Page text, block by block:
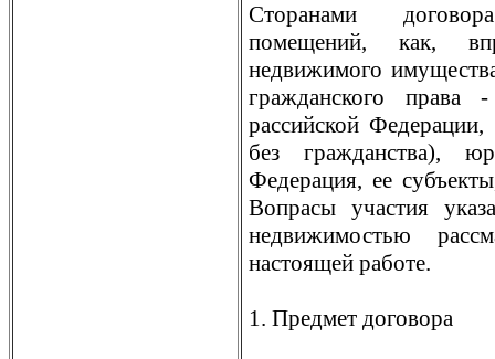
Сторанами
помещений, как,
недвижимого
гражданского
рассийской
без гражданства),
Федерация, ее
Вопрасы участия
недвижимостью
настоящей работе.
1. Предмет договора